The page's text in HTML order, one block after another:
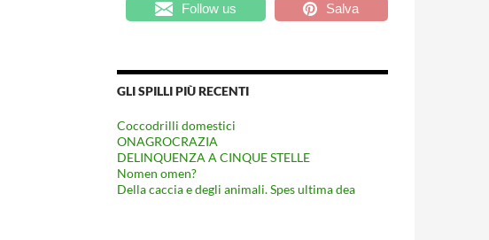
Follow us Salva
GLI SPILLI PIÙ RECENTI
Coccodrilli domestici
ONAGROCRAZIA
DELINQUENZA A CINQUE STELLE
Nomen omen?
Della caccia e degli animali. Spes ultima dea